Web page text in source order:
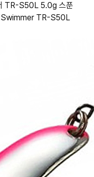
TR-S50L 5.0g 스푼
TR-S50L